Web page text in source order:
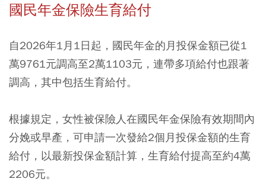
國民年金保險生育給付
自2026年1月1日起，國民年金的月投保金額已從1
萬9761元調高至2萬1103元，連帶多項給付也跟著
調高，其中包括生育給付。
根據規定，女性被保險人在國民年金保險有效期間內
分娩或早產，可申請一次發給2個月投保金額的生育
給付，以最新投保金額計算，生育給付提高至約4萬
2206元。